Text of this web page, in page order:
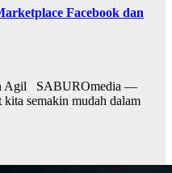
Facebook dan
Agil SABUROmedia —
semakin mudah dalam